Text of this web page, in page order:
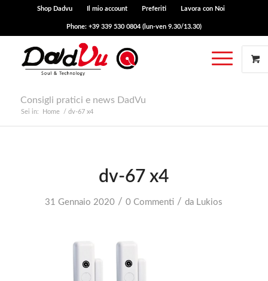
Shop Dadvu Il mio account Preferiti Lavora con Noi
Phone: +39 339 530 0804 (lun-ven 9.30/13.30)
Consigli pratici e news DadVu
Sei in: Home / dv-67 x4
dv-67 x4
31 Gennaio 2020 / 0 Commenti / da Lukios